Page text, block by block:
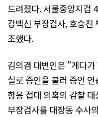
드려졌다. 서울중앙지검
강백신 부장검사, 호승
조했다.
김의겸 대변인은 "게다가
실로 증인을 불러 증언
향응 접대 의혹의 감찰
부장검사를 대장동 수사